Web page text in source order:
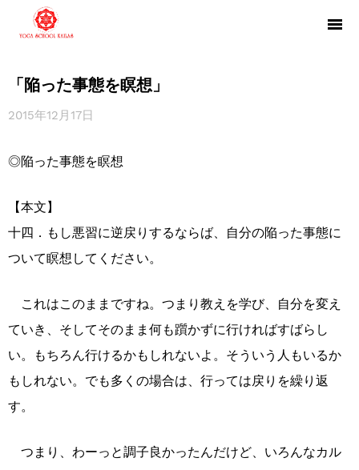
「陥った事態を瞑想」
2015年12月17日
◎陥った事態を瞑想
【本文】
十四．もし悪習に逆戻りするならば、自分の陥った事態に
ついて瞑想してください。
これはこのままですね。つまり教えを学び、自分を変え
ていき、そしてそのまま何も躓かずに行ければすばらし
い。もちろん行けるかもしれないよ。そういう人もいるか
もしれない。でも多くの場合は、行っては戻りを繰り返
す。
つまり、わーっと調子良かったんだけど、いろんなカル